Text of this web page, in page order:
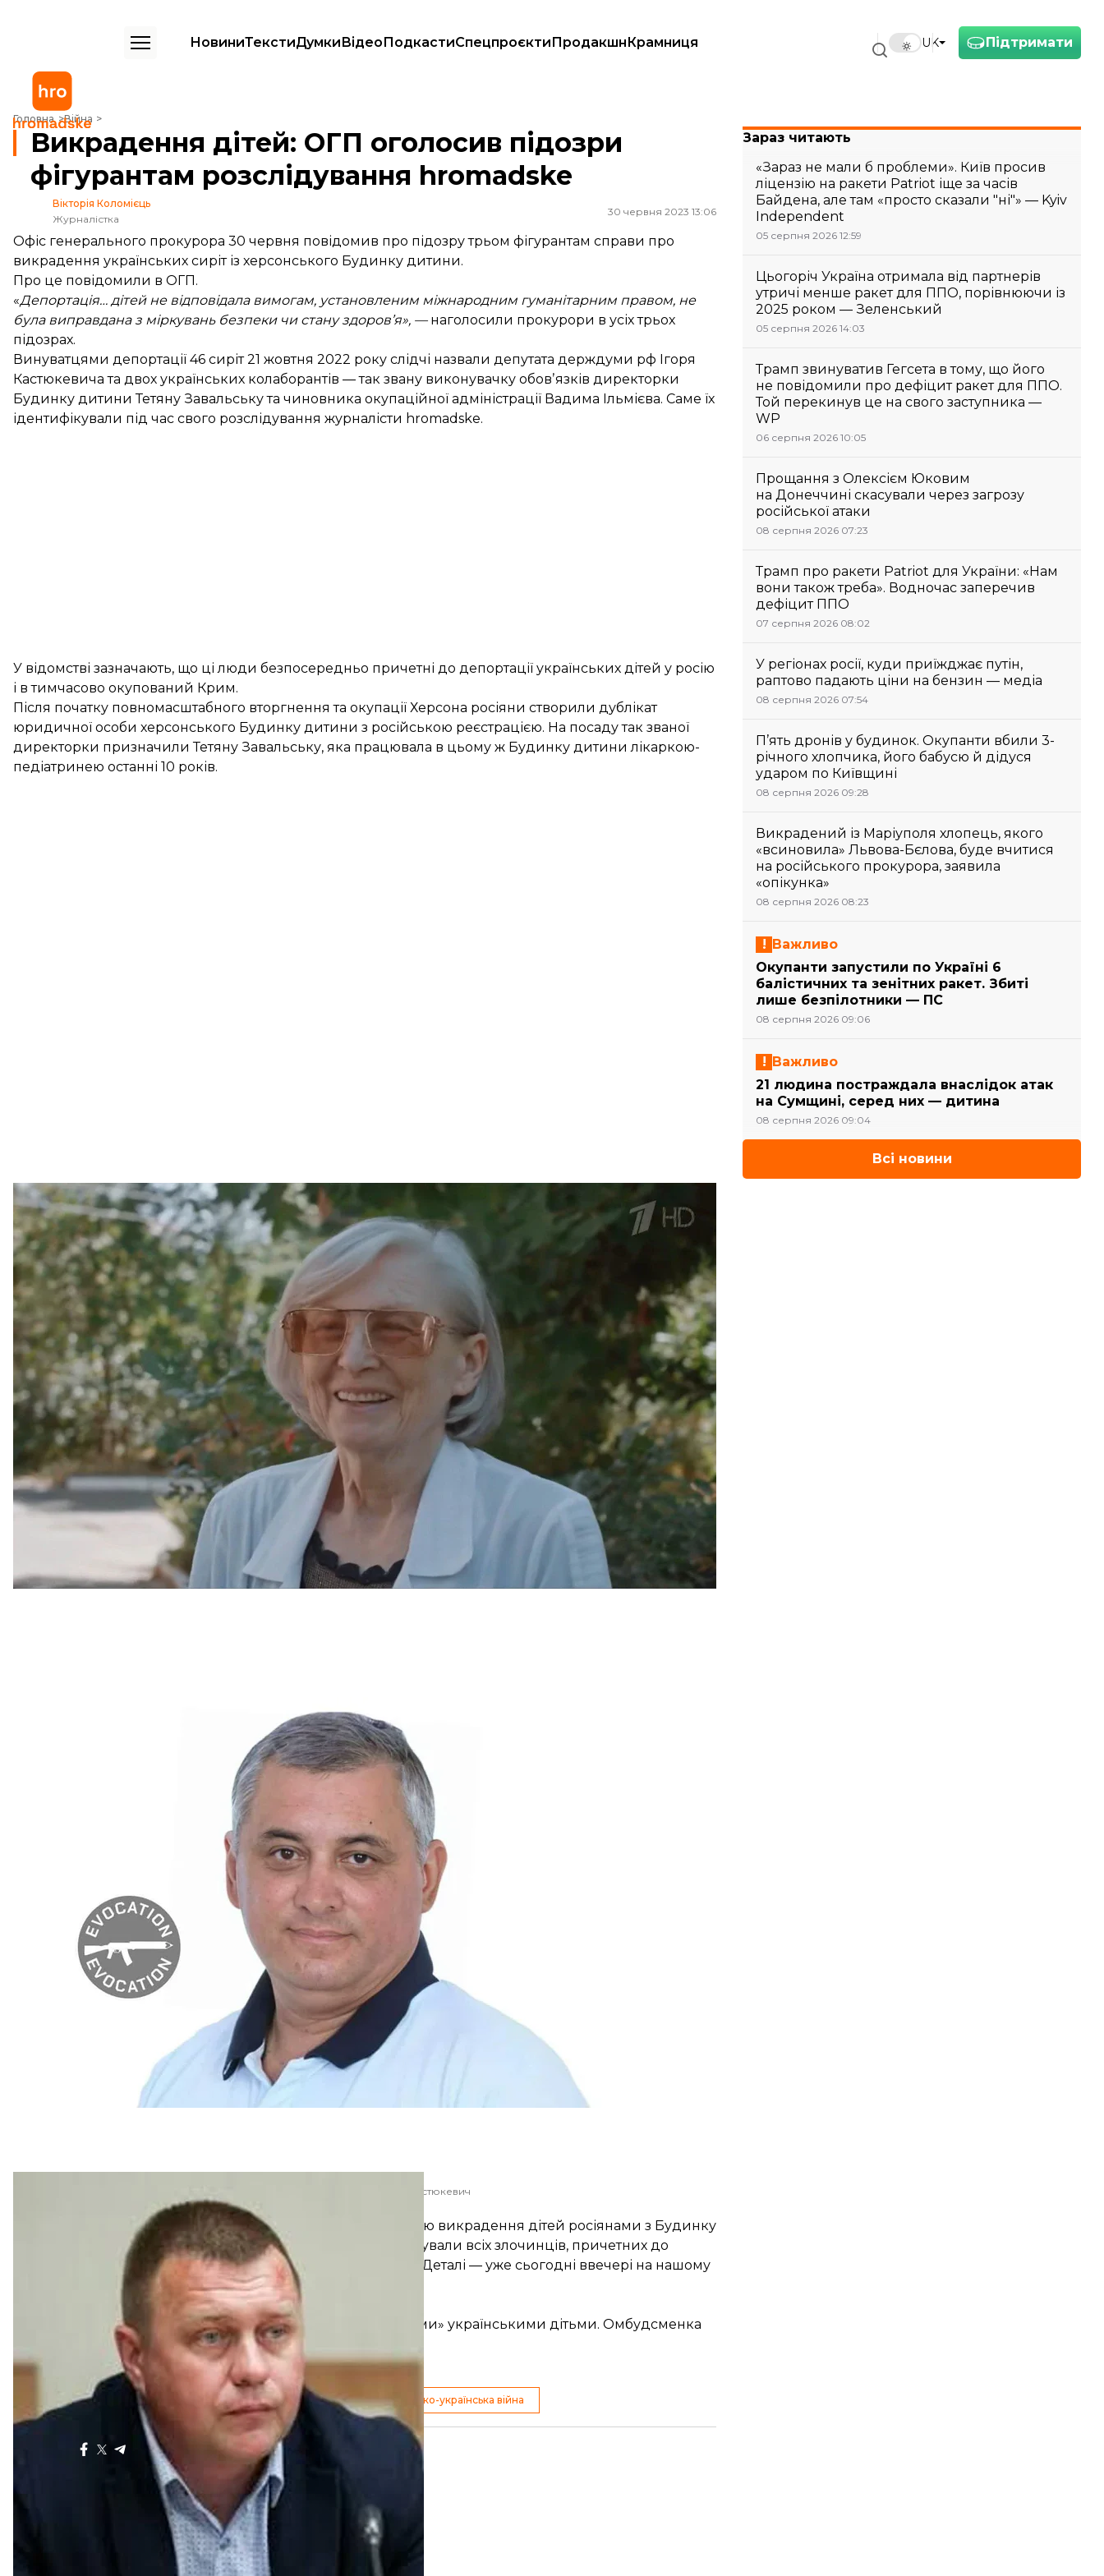
Підтримати
UK
НовиниТекстиДумкиВідеоПодкастиСпецпроєктиПродакшнКрамниця
Головна Війна
Викрадення дітей: ОГП оголосив підозри фігурантам розслідування hromadske
Викрадення дітей: ОГП оголосив підозри
фігурантам розслідування hromadske
Вікторія Коломієць
Журналістка
30 червня 2023 13:06
Офіс генерального прокурора 30 червня повідомив про підозру трьом фігурантам справи про
викрадення українських сиріт із херсонського Будинку дитини.
Про це повідомили в ОГП.
«Депортація… дітей не відповідала вимогам, установленим міжнародним гуманітарним правом, не
була виправдана з міркувань безпеки чи стану здоров’я», — наголосили прокурори в усіх трьох
підозрах.
Винуватцями депортації 46 сиріт 21 жовтня 2022 року слідчі назвали депутата держдуми рф Ігоря
Кастюкевича та двох українських колаборантів — так звану виконувачку обовʼязків директорки
Будинку дитини Тетяну Завальську та чиновника окупаційної адміністрації Вадима Ільмієва. Саме їх
ідентифікували під час свого розслідування журналісти hromadske.
У відомстві зазначають, що ці люди безпосередньо причетні до депортації українських дітей у росію
і в тимчасово окупований Крим.
Після початку повномасштабного вторгнення та окупації Херсона росіяни створили дублікат
юридичної особи херсонського Будинку дитини з російською реєстрацією. На посаду так званої
директорки призначили Тетяну Завальську, яка працювала в цьому ж Будинку дитини лікаркою-
педіатринею останні 10 років.
«Директорка» Будинку дитини Тетяна Завальська
росЗМІ
Вадима Ільмієва росіяни «призначили» начальником департаменту охорони здоровʼя в
окупаційній владі Херсонської області. Саме там підписували всі необхідні документи для
вивезення дітей.
«Керівник департаменту охорони здоров'я Херсонської області» Вадим Ільмієв
росЗМІ
Ігор Кастюкевич організовував і контролював увесь процес у згаданому «департаменті».
Депутат держдуми росії Ігор Кастюкевич
Відділ розслідувань hromadske встановив повну хронологію викрадення дітей росіянами з Будинку
дитини в Херсоні восени 2022 року. Журналісти ідентифікували всіх злочинців, причетних до
вивезення дітей, яких Офіс генпрокурора поки не назвав. Деталі — уже сьогодні ввечері на нашому
YouTube-каналі, а згодом — і не решті платформ.
росіяни оформлюють «тимчасову опіку» над «усиновленими» українськими дітьми. Омбудсменка
пояснила, чому так
Більше про: діти Офіс генпрокурора розслідування російсько-українська війна
Зараз читають
«Зараз не мали б проблеми». Київ просив
ліцензію на ракети Patriot іще за часів
Байдена, але там «просто сказали "ні"» — Kyiv
Independent
05 серпня 2026 12:59
Цьогоріч Україна отримала від партнерів
утричі менше ракет для ППО, порівнюючи із
2025 роком — Зеленський
05 серпня 2026 14:03
Трамп звинуватив Гегсета в тому, що його
не повідомили про дефіцит ракет для ППО.
Той перекинув це на свого заступника —
WP
06 серпня 2026 10:05
Прощання з Олексієм Юковим
на Донеччині скасували через загрозу
російської атаки
08 серпня 2026 07:23
Трамп про ракети Patriot для України: «Нам
вони також треба». Водночас заперечив
дефіцит ППО
07 серпня 2026 08:02
У регіонах росії, куди приїжджає путін,
раптово падають ціни на бензин — медіа
08 серпня 2026 07:54
П’ять дронів у будинок. Окупанти вбили 3-
річного хлопчика, його бабусю й дідуся
ударом по Київщині
08 серпня 2026 09:28
Викрадений із Маріуполя хлопець, якого
«всиновила» Львова-Бєлова, буде вчитися
на російського прокурора, заявила
«опікунка»
08 серпня 2026 08:23
Важливо
Окупанти запустили по Україні 6
балістичних та зенітних ракет. Збиті
лише безпілотники — ПС
08 серпня 2026 09:06
Важливо
21 людина постраждала внаслідок атак
на Сумщині, серед них — дитина
08 серпня 2026 09:04
Всі новини